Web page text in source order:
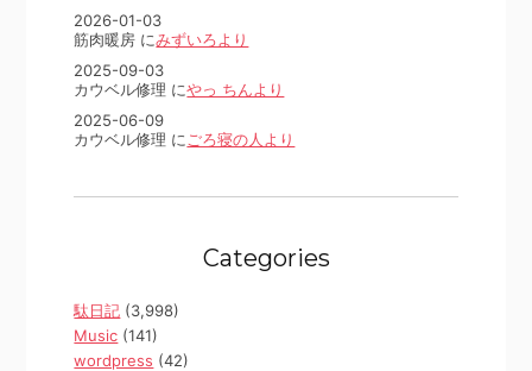
2026-01-03
筋肉暖房 にみずいろより
2025-09-03
カウベル修理 にやっ ちんより
2025-06-09
カウベル修理 に ごろ寝の人より
Categories
駄日記 (3,998)
Music (141)
wordpress (42)